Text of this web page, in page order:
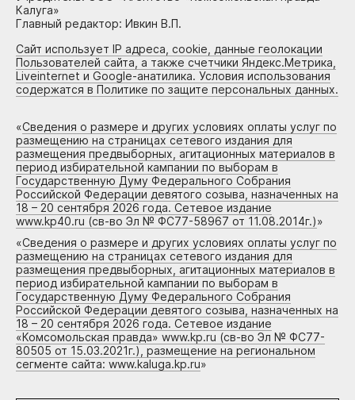
Калуга»
Главный редактор: Ивкин В.П.
Сайт использует IP адреса, cookie, данные геолокации
Пользователей сайта, а также счетчики Яндекс.Метрика,
Liveinternet и Google-анатилика. Условия использования
содержатся в Политике по защите персональных данных.
«Сведения о размере и других условиях оплаты услуг по
размещению на страницах сетевого издания для
размещения предвыборных, агитационных материалов в
период избирательной кампании по выборам в
Государственную Думу Федерального Собрания
Российской Федерации девятого созыва, назначенных на
18 – 20 сентября 2026 года. Сетевое издание
www.kp40.ru (св-во Эл № ФС77-58967 от 11.08.2014г.)»
«Сведения о размере и других условиях оплаты услуг по
размещению на страницах сетевого издания для
размещения предвыборных, агитационных материалов в
период избирательной кампании по выборам в
Государственную Думу Федерального Собрания
Российской Федерации девятого созыва, назначенных на
18 – 20 сентября 2026 года. Сетевое издание
«Комсомольская правда» www.kp.ru (св-во Эл № ФС77-
80505 от 15.03.2021г.), размещение на региональном
сегменте сайта: www.kaluga.kp.ru»